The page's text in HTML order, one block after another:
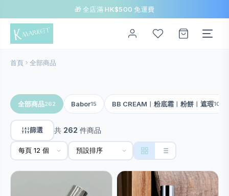
🎁 全店滿 HK$500 免運費
首頁 全部商品
全部商品262 Babor15 BB CREAM︱粉底霜︱粉餅︱遮瑕10
篩選 共 262 件商品